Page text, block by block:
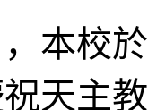
校於
天主